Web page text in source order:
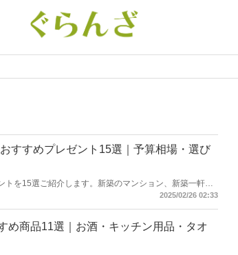
すすめプレゼント15選｜予算相場・選び
トを15選ご紹介します。新築のマンション、新築一軒家
築祝いではなく引っ越し祝いになるため注意しましょ
2025/02/26 02:33
め商品11選｜お酒・キッチン用品・タオ